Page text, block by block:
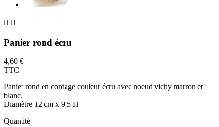
 
Panier rond écru
4,60 €
TTC
Panier rond en cordage couleur écru avec noeud vichy marron et
blanc.
Diamètre 12 cm x 9,5 H
Quantité